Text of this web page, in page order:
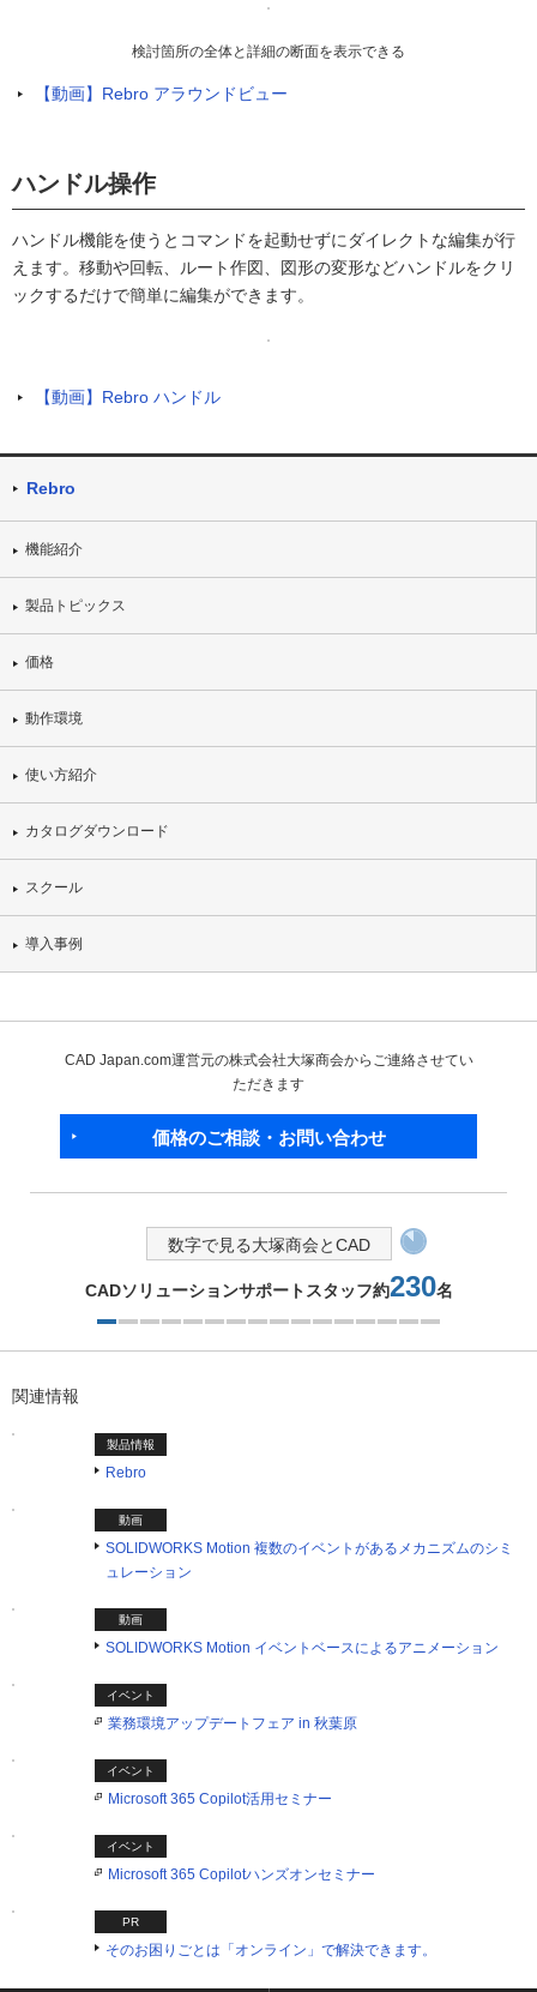
検討箇所の全体と詳細の断面を表示できる
【動画】Rebro アラウンドビュー
ハンドル操作
ハンドル機能を使うとコマンドを起動せずにダイレクトな編集が行
えます。移動や回転、ルート作図、図形の変形などハンドルをクリ
ックするだけで簡単に編集ができます。
【動画】Rebro ハンドル
Rebro
機能紹介
製品トピックス
価格
動作環境
使い方紹介
カタログダウンロード
スクール
導入事例
CAD Japan.com運営元の株式会社大塚商会からご連絡させてい
ただきます
価格のご相談・お問い合わせ
数字で見る大塚商会とCAD
CADソリューションサポートスタッフ約230名
関連情報
製品情報
Rebro
動画
SOLIDWORKS Motion 複数のイベントがあるメカニズムのシミ
ュレーション
動画
SOLIDWORKS Motion イベントベースによるアニメーション
イベント
業務環境アップデートフェア in 秋葉原
イベント
Microsoft 365 Copilot活用セミナー
イベント
Microsoft 365 Copilotハンズオンセミナー
PR
そのお困りごとは「オンライン」で解決できます。